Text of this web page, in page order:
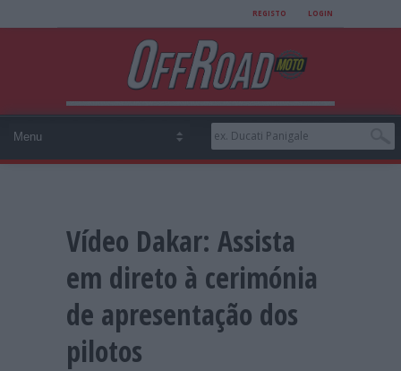
REGISTO LOGIN
Vídeo Dakar: Assista
em direto à cerimónia
de apresentação dos
pilotos